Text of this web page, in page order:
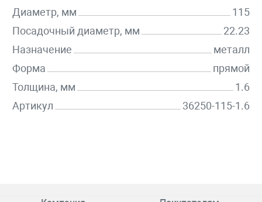
Диаметр, мм
115
Посадочный диаметр, мм
22.23
Назначение
металл
Форма
прямой
Толщина, мм
1.6
Артикул
36250-115-1.6